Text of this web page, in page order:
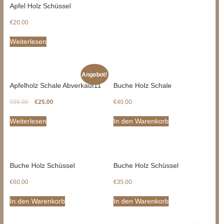
Apfel Holz Schüssel
€20.00
Weiterlesen
Angebot!
Apfelholz Schale Abverkauf11
€55.00 €25.00
Weiterlesen
Buche Holz Schale
€40.00
In den Warenkorb
Buche Holz Schüssel
€60.00
In den Warenkorb
Buche Holz Schüssel
€35.00
In den Warenkorb